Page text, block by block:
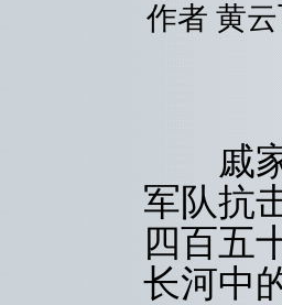
作者 黄
戚家
军队抗
四百五
长河中